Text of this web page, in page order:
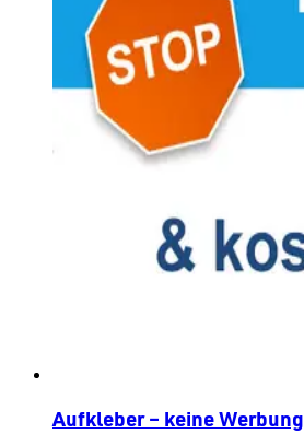
Aufkleber – keine Werbung